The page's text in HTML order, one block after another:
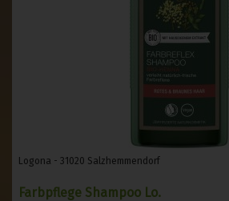
Logona - 31020 Salzhemmendorf
Farbpflege Shampoo Lo.